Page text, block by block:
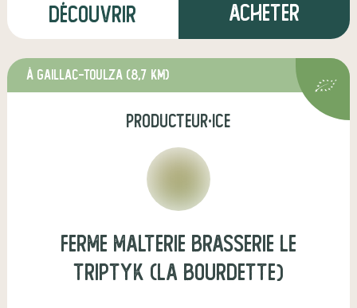
Découvrir Acheter
à Gaillac-Toulza (8,7 km)
producteur·ice
Ferme Malterie Brasserie LE
TRIPTYK (LA BOURDETTE)